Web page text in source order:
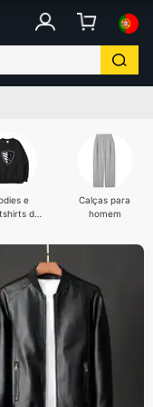
e
de
Calças para
homem